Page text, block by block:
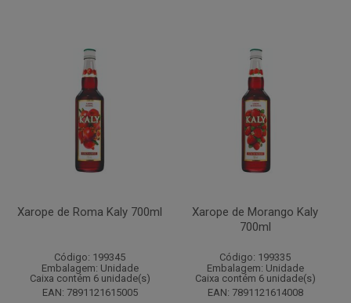
Xarope de Roma Kaly 700ml
Código: 199345
Embalagem: Unidade
Caixa contém 6 unidade(s)
EAN: 7891121615005
Xarope de Morango Kaly
700ml
Código: 199335
Embalagem: Unidade
Caixa contém 6 unidade(s)
EAN: 7891121614008